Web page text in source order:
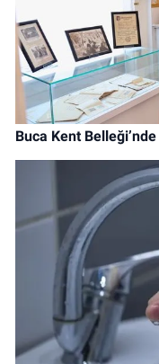
Buca Kent Belleği’nde